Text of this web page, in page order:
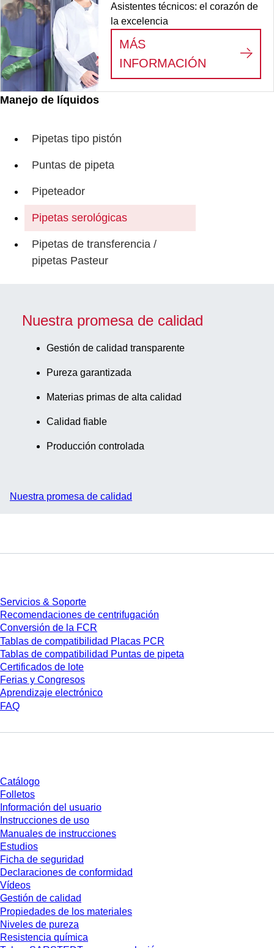
Manejo de líquidos
Pipetas tipo pistón
Puntas de pipeta
Pipeteador
Pipetas serológicas
Pipetas de transferencia /
pipetas Pasteur
Asistentes técnicos: el corazón de
la excelencia
MÁS
INFORMACIÓN
VEMOS
Nuestra promesa de calidad
Gestión de calidad transparente
Pureza garantizada
Materias primas de alta calidad
Calidad fiable
Producción controlada
Nuestra promesa de calidad
Servicios & Soporte
Recomendaciones de centrifugación
Conversión de la FCR
Tablas de compatibilidad Placas PCR
Tablas de compatibilidad Puntas de pipeta
Certificados de lote
Ferias y Congresos
Aprendizaje electrónico
FAQ
Catálogo
Folletos
Información del usuario
Instrucciones de uso
Manuales de instrucciones
Estudios
Ficha de seguridad
Declaraciones de conformidad
Vídeos
Gestión de calidad
Propiedades de los materiales
Niveles de pureza
Resistencia química